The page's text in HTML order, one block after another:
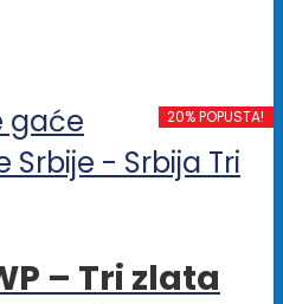
20% POPUSTA!
– Tri zlata